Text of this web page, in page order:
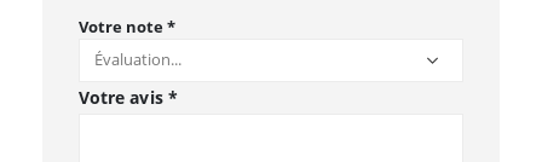
Votre note*
Votre avis *